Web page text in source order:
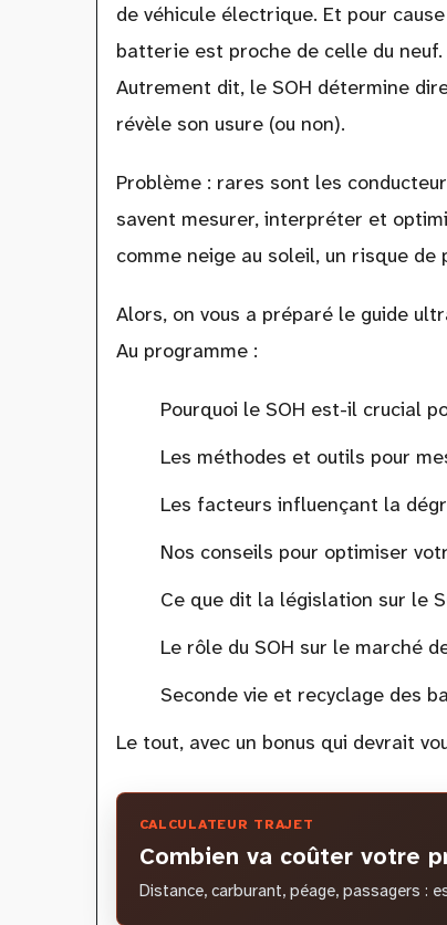
de véhicule électrique. Et pour
batterie est proche de celle du neuf.
Autrement dit, le SOH détermine
révèle son usure (ou non).
Problème : rares sont les
savent mesurer, interpréter et
comme neige au soleil, un risque
Alors, on vous a préparé le guide
Au programme :
Pourquoi le SOH est-il crucial
Les méthodes et outils pour
Les facteurs influençant la
Nos conseils pour optimiser
Ce que dit la législation sur le
Le rôle du SOH sur le marché
Seconde vie et recyclage des
Le tout, avec un bonus qui devrait
CALCULATEUR TRAJET
Combien va coûter votre
Distance, carburant, péage, passagers :